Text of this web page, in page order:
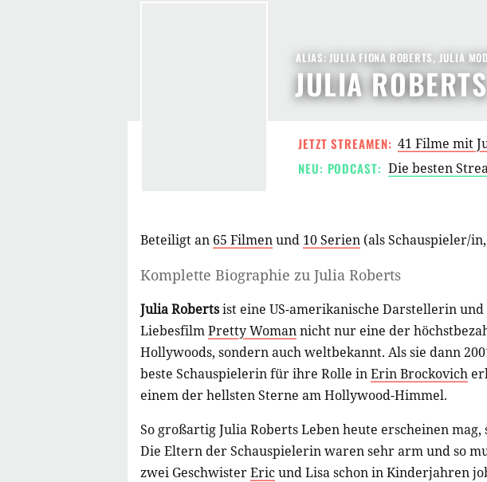
JULIA ROBERTS
ALIAS: JULIA FIONA ROBERTS, JULIA
JETZT STREAMEN: 41 Filme mit
NEU: PODCAST: Die besten
Beteiligt an 65 Filmenund 10 Serien (alsSchauspieler/in,
Komplette Biographie zu Julia Roberts
Julia Robertsist eine US-amerikanische Darstellerin
LiebesfilmPretty Womannicht nur eine der
Hollywoods, sondern auch weltbekannt. Als sie dann
beste Schauspielerin für ihre Rolle inErin Brockovich
einem der hellsten Sterne am Hollywood-Himmel.
So großartig Julia Roberts Leben heute erscheinen
Die Eltern der Schauspielerin waren sehr arm und so
zwei GeschwisterEricund Lisa schon in Kinderjahren